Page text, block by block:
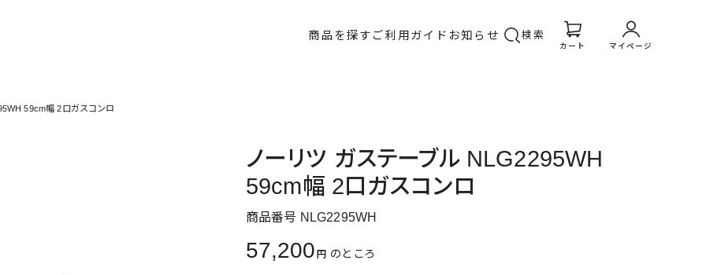
商品を探す ご利用ガイド お知らせ 検索
カート マイページ
59cm幅 2口ガスコンロ
ノーリツ ガステーブル NLG2295WH
59cm幅 2口ガスコンロ
商品番号 NLG2295WH
57,200 のところ